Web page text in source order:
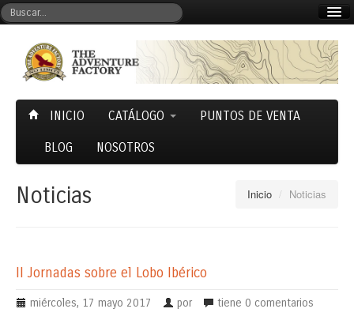
Carrito (0)
INICIO CATÁLOGO PUNTOS DE VENTA
BLOG NOSOTROS
Inicio / Noticias
Noticias
II Jornadas sobre el Lobo Ibérico
miércoles, 17 mayo 2017 por tiene 0 comentarios